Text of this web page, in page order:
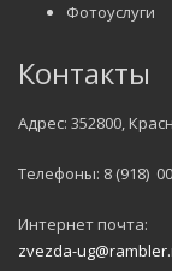
Фотоуслуги
Контакты
Адрес: 352800,
Телефоны: 8 (918)
Интернет почта:
zvezda-